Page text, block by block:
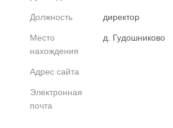
Должность директор
Место
нахождения
д. Гудошниково
Адрес сайта
Электронная
почта